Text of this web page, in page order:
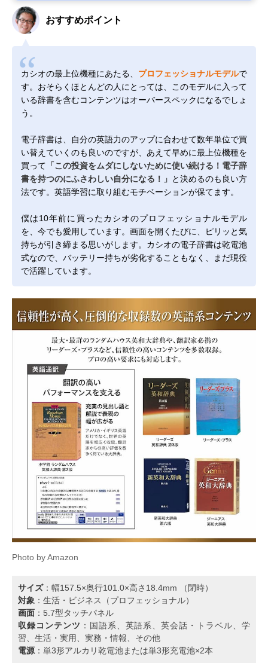
おすすめポイント
カシオの最上位機種にあたる、 プロフェッショナルモデルで
す。おそらくほとんどの人にとっては、このモデルに入って
いる辞書を含むコンテンツはオーバースペックになるでしょ
う。
電子辞書は、自分の英語力のアップに合わせて数年単位で買
い替えていくのも良いのですが、あえて早めに最上位機種を
買って 「この投資をムダにしないために使い続ける！電子辞
書を持つのにふさわしい自分になる！」 と決めるのも良い方
法です。英語学習に取り組むモチベーションが保てます。
僕は10年前に買ったカシオのプロフェッショナルモデル
を、今でも愛用しています。画面を開くたびに、ピリッと気
持ちが引き締まる思いがします。カシオの電子辞書は乾電池
式なので、バッテリー持ちが劣化することもなく、まだ現役
で活躍しています。
Photo by Amazon
サイズ：幅157.5×奥行101.0×高さ18.4mm （閉時）
対象 ：生活・ビジネス（プロフェッショナル）
画面 ：5.7型タッチパネル
収録コンテンツ ：国語系、英語系、英会話・トラベル、学
習、生活・実用、実務・情報、その他
電源 ：単3形アルカリ乾電池または単3形充電池×2本